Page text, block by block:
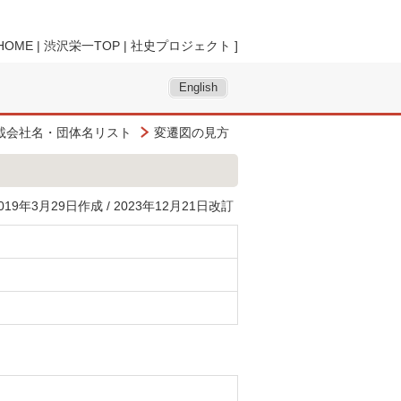
| 渋沢栄一TOP | 社史プロジェクト ]
English
会社名・団体名リスト 変遷図の見方
年3月29日作成 / 2023年12月21日改訂